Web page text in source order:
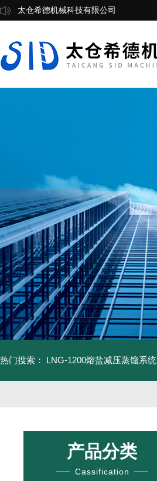
太仓希德机械科技有限公司
热门搜索： LNG-1200熔盐减压蒸馏系统
产品分类
Cassification